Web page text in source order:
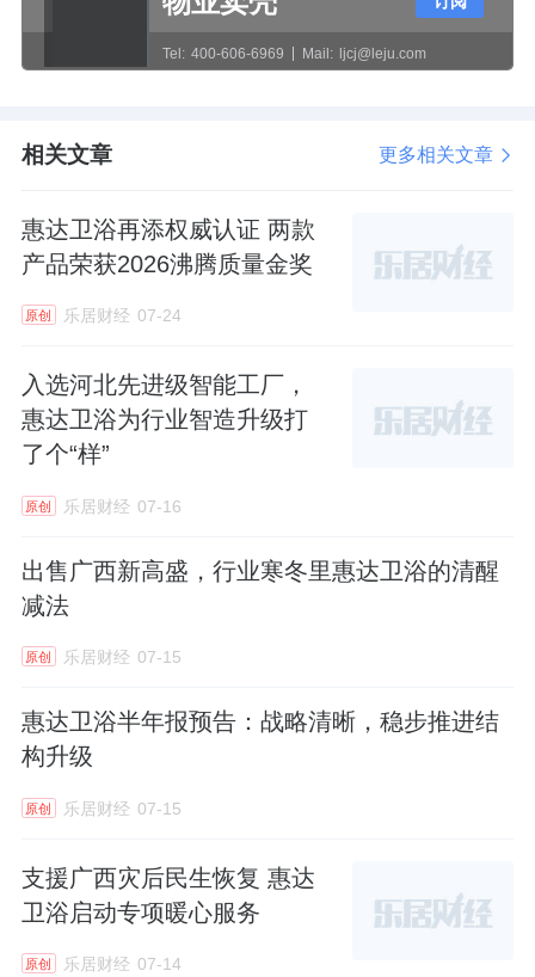
惠达卫浴相关负责人表示，本次荣誉是企业持
续坚持绿色科创的阶段性成果，未来惠达将持
迭代、低碳新材料研发、固废资源化技术升
面面向终端消费持续迭代健康、节水、低碳的
高品质卫浴产品，另一方面依托自身优势，助
推国内陶瓷卫浴全产业链加速淘汰高耗能落后
色转型，践行行业双碳发展使命。
Tel: 400-606-6969 Mail: ljcj@leju.com
相关文章 更多相关文章
惠达卫浴再添权威认证 两款
产品荣获2026沸腾质量金奖
原创 乐居财经 07-24
入选河北先进级智能工厂，
惠达卫浴为行业智造升级打
了个“样”
原创 乐居财经 07-16
出售广西新高盛，行业寒冬里惠达卫浴的清醒
减法
原创 乐居财经 07-15
惠达卫浴半年报预告：战略清晰，稳步推进结
构升级
原创 乐居财经 07-15
支援广西灾后民生恢复 惠达
卫浴启动专项暖心服务
原创 乐居财经 07-14